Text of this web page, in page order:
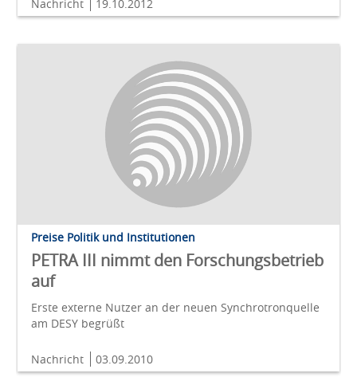
Nachricht 19.10.2012
Preise Politik und Institutionen
PETRA III nimmt den Forschungsbetrieb
auf
Erste externe Nutzer an der neuen Synchrotronquelle
am DESY begrüßt
Nachricht 03.09.2010